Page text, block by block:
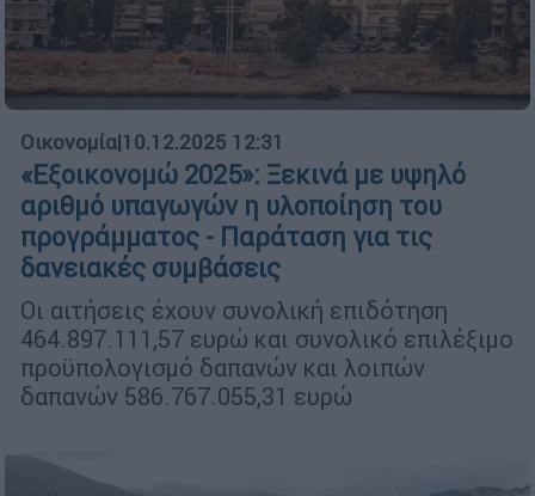
Οικονομία|10.12.2025 12:31
«Εξοικονομώ 2025»: Ξεκινά με υψηλό
αριθμό υπαγωγών η υλοποίηση του
προγράμματος - Παράταση για τις
δανειακές συμβάσεις
Οι αιτήσεις έχουν συνολική επιδότηση
464.897.111,57 ευρώ και συνολικό επιλέξιμο
προϋπολογισμό δαπανών και λοιπών
δαπανών 586.767.055,31 ευρώ